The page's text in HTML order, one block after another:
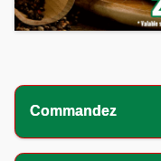
Commandez